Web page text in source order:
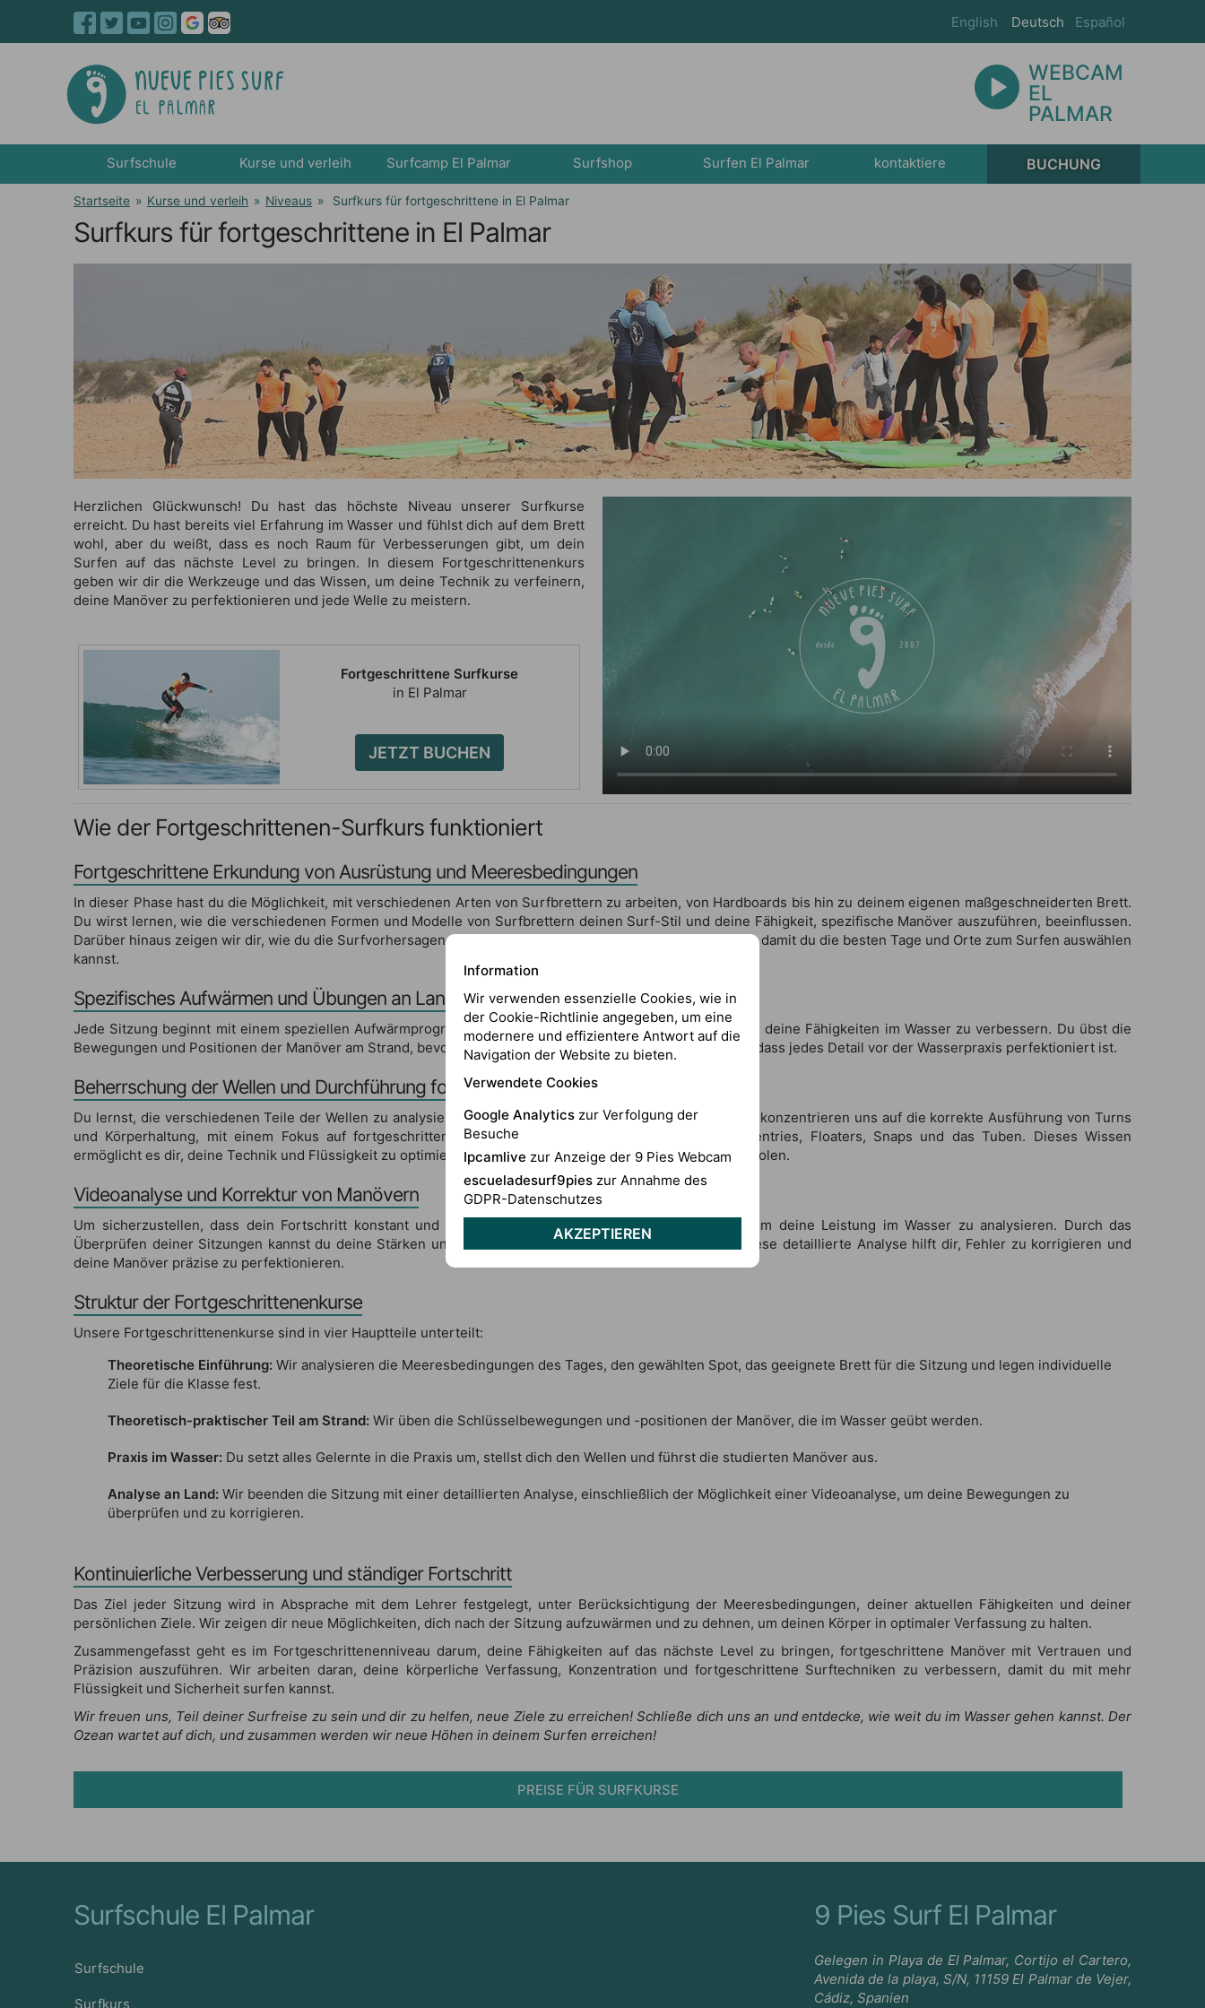
English Deutsch Español
WEBCAM
EL
PALMAR
Surfschule Kurse und verleih Surfcamp El Palmar Surfshop Surfen El Palmar kontaktiere BUCHUNG
Startseite » Kurse und verleih » Niveaus » Surfkurs für fortgeschrittene in El Palmar
Surfkurs für fortgeschrittene in El Palmar
Herzlichen Glückwunsch! Du hast das höchste Niveau unserer Surfkurse
erreicht. Du hast bereits viel Erfahrung im Wasser und fühlst dich auf dem Brett
wohl, aber du weißt, dass es noch Raum für Verbesserungen gibt, um dein
Surfen auf das nächste Level zu bringen. In diesem Fortgeschrittenenkurs
geben wir dir die Werkzeuge und das Wissen, um deine Technik zu verfeinern,
deine Manöver zu perfektionieren und jede Welle zu meistern.
Fortgeschrittene Surfkurse
in El Palmar
JETZT BUCHEN
Wie der Fortgeschrittenen-Surfkurs funktioniert
Fortgeschrittene Erkundung von Ausrüstung und Meeresbedingungen
In dieser Phase hast du die Möglichkeit, mit verschiedenen Arten von Surfbrettern zu arbeiten, von Hardboards bis hin zu deinem eigenen maßgeschneiderten Brett.
Du wirst lernen, wie die verschiedenen Formen und Modelle von Surfbrettern deinen Surf-Stil und deine Fähigkeit, spezifische Manöver auszuführen, beeinflussen.
Darüber hinaus zeigen wir dir, wie du die Surfvorhersagen aus verschiedenen Quellen genau interpretierst, damit du die besten Tage und Orte zum Surfen auswählen
kannst.
Spezifisches Aufwärmen und Übungen an Land
Jede Sitzung beginnt mit einem speziellen Aufwärmprogramm, das Übungen umfasst, die darauf abzielen, deine Fähigkeiten im Wasser zu verbessern. Du übst die
Bewegungen und Positionen der Manöver am Strand, bevor du dich den Wellen stellst, um sicherzustellen, dass jedes Detail vor der Wasserpraxis perfektioniert ist.
Beherrschung der Wellen und Durchführung fortgeschrittener Manöver
Du lernst, die verschiedenen Teile der Wellen zu analysieren und das Beste aus jeder herauszuholen. Wir konzentrieren uns auf die korrekte Ausführung von Turns
und Körperhaltung, mit einem Fokus auf fortgeschrittene Manöver wie vertikale Wellenabfahrten, Reentries, Floaters, Snaps und das Tuben. Dieses Wissen
ermöglicht es dir, deine Technik und Flüssigkeit zu optimieren, um das Maximum aus jeder Welle herauszuholen.
Videoanalyse und Korrektur von Manövern
Um sicherzustellen, dass dein Fortschritt konstant und sichtbar ist, verwenden wir Videowerkzeuge, um deine Leistung im Wasser zu analysieren. Durch das
Überprüfen deiner Sitzungen kannst du deine Stärken und Verbesserungsbereiche besser verstehen. Diese detaillierte Analyse hilft dir, Fehler zu korrigieren und
deine Manöver präzise zu perfektionieren.
Struktur der Fortgeschrittenenkurse
Unsere Fortgeschrittenenkurse sind in vier Hauptteile unterteilt:
Theoretische Einführung:Wir analysieren die Meeresbedingungen des Tages, den gewählten Spot, das geeignete Brett für die Sitzung und legen individuelle
Ziele für die Klasse fest.
Theoretisch-praktischer Teil am Strand:Wir üben die Schlüsselbewegungen und -positionen der Manöver, die im Wasser geübt werden.
Praxis im Wasser:Du setzt alles Gelernte in die Praxis um, stellst dich den Wellen und führst die studierten Manöver aus.
Analyse an Land:Wir beenden die Sitzung mit einer detaillierten Analyse, einschließlich der Möglichkeit einer Videoanalyse, um deine Bewegungen zu
überprüfen und zu korrigieren.
Kontinuierliche Verbesserung und ständiger Fortschritt
Das Ziel jeder Sitzung wird in Absprache mit dem Lehrer festgelegt, unter Berücksichtigung der Meeresbedingungen, deiner aktuellen Fähigkeiten und deiner
persönlichen Ziele. Wir zeigen dir neue Möglichkeiten, dich nach der Sitzung aufzuwärmen und zu dehnen, um deinen Körper in optimaler Verfassung zu halten.
Zusammengefasst geht es im Fortgeschrittenenniveau darum, deine Fähigkeiten auf das nächste Level zu bringen, fortgeschrittene Manöver mit Vertrauen und
Präzision auszuführen. Wir arbeiten daran, deine körperliche Verfassung, Konzentration und fortgeschrittene Surftechniken zu verbessern, damit du mit mehr
Flüssigkeit und Sicherheit surfen kannst.
Wir freuen uns, Teil deiner Surfreise zu sein und dir zu helfen, neue Ziele zu erreichen! Schließe dich uns an und entdecke, wie weit du im Wasser gehen kannst. Der
Ozean wartet auf dich, und zusammen werden wir neue Höhen in deinem Surfen erreichen!
PREISE FÜR SURFKURSE
Surfschule El Palmar
Surfschule
Surfkurs
9 Pies Surf El Palmar
Gelegen in Playa de El Palmar, Cortijo el Cartero,
Avenida de la playa, S/N, 11159 El Palmar de Vejer,
Cádiz, Spanien
Information
Wir verwenden essenzielle Cookies, wie in
der Cookie-Richtlinie angegeben, um eine
modernere und effizientere Antwort auf die
Navigation der Website zu bieten.
Verwendete Cookies
Google Analytics zur Verfolgung der
Besuche
Ipcamlive zur Anzeige der 9 Pies Webcam
escueladesurf9pies zur Annahme des
GDPR-Datenschutzes
AKZEPTIEREN